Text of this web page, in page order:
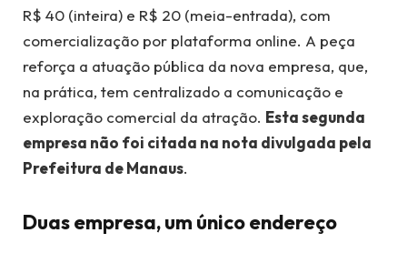
R$ 40 (inteira) e R$ 20 (meia-entrada), com
comercialização por plataforma online. A peça
reforça a atuação pública da nova empresa, que,
na prática, tem centralizado a comunicação e
exploração comercial da atração. Esta segunda
empresa não foi citada na nota divulgada pela
Prefeitura de Manaus.
Duas empresa, um único endereço